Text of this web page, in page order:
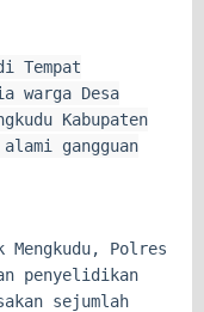
Tempat
warga Desa
Kabupaten
gangguan
Polres
penyelidikan
sejumlah